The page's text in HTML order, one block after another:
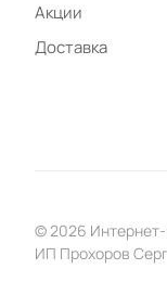
Акции
Доставка
© 2026 Интернет-
ИП Прохоров